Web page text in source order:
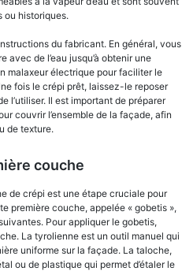
ou historiques.
du fabricant. En général, vous
de l’eau jusqu’à obtenir une
malaxeur électrique pour faciliter le
fois le crépi prêt, laissez-le reposer
l’utiliser. Il est important de préparer
couvrir l’ensemble de la façade, afin
de texture.
couche
de crépi est une étape cruciale pour
première couche, appelée « gobetis »,
Pour appliquer le gobetis,
La tyrolienne est un outil manuel qui
uniforme sur la façade. La taloche,
ou de plastique qui permet d’étaler le